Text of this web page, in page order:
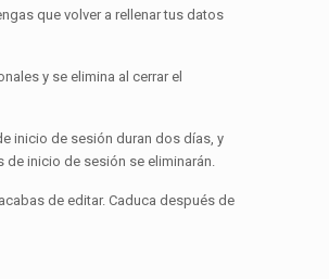
que volver a rellenar tus datos
y se elimina al cerrar el
inicio de sesión duran dos días, y
de inicio de sesión se eliminarán.
de editar. Caduca después de